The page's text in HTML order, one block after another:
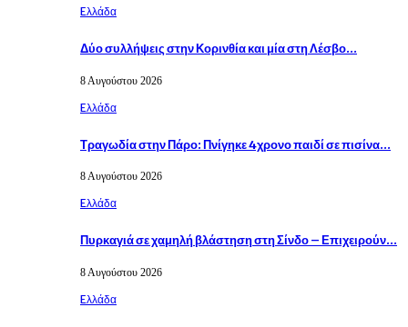
Eλλάδα
Δύο συλλήψεις στην Κορινθία και μία στη Λέσβο…
8 Αυγούστου 2026
Eλλάδα
Τραγωδία στην Πάρο: Πνίγηκε 4χρονο παιδί σε πισίνα…
8 Αυγούστου 2026
Eλλάδα
Πυρκαγιά σε χαμηλή βλάστηση στη Σίνδο – Επιχειρούν…
8 Αυγούστου 2026
Eλλάδα